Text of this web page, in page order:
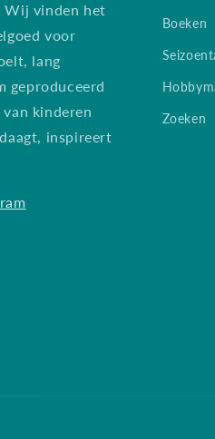
Wij vinden het
voor
lang
geproduceerd
kinderen
inspireert
Boeken
Zoeken